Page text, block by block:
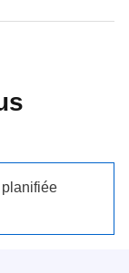
planifiée